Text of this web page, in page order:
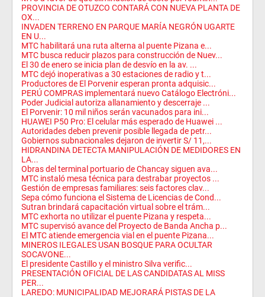
PROVINCIA DE OTUZCO CONTARÁ CON NUEVA PLANTA DE
OX...
INVADEN TERRENO EN PARQUE MARÍA NEGRÓN UGARTE
EN U...
MTC habilitará una ruta alterna al puente Pizana e...
MTC busca reducir plazos para construcción de Nuev...
El 30 de enero se inicia plan de desvío en la av. ...
MTC dejó inoperativas a 30 estaciones de radio y t...
Productores de El Porvenir esperan pronta adquisic...
PERÚ COMPRAS implementará nuevo Catálogo Electróni...
Poder Judicial autoriza allanamiento y descerraje ...
El Porvenir: 10 mil niños serán vacunados para ini...
HUAWEI P50 Pro: El celular más esperado de Huawei ...
Autoridades deben prevenir posible llegada de petr...
Gobiernos subnacionales dejaron de invertir S/ 11,...
HIDRANDINA DETECTA MANIPULACIÓN DE MEDIDORES EN
LA...
Obras del terminal portuario de Chancay siguen ava...
MTC instaló mesa técnica para destrabar proyectos ...
Gestión de empresas familiares: seis factores clav...
Sepa cómo funciona el Sistema de Licencias de Cond...
Sutran brindará capacitación virtual sobre el trám...
MTC exhorta no utilizar el puente Pizana y respeta...
MTC supervisó avance del Proyecto de Banda Ancha p...
El MTC atiende emergencia vial en el puente Pizana...
MINEROS ILEGALES USAN BOSQUE PARA OCULTAR
SOCAVONE...
El presidente Castillo y el ministro Silva verific...
PRESENTACIÓN OFICIAL DE LAS CANDIDATAS AL MISS
PER...
LAREDO: MUNICIPALIDAD MEJORARÁ PISTAS DE LA